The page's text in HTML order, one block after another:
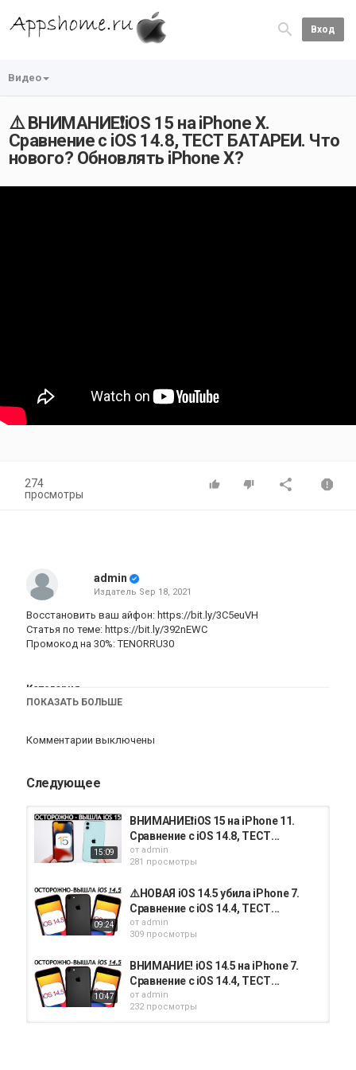
Вход
Видео
⚠️ ВНИМАНИЕ❗️iOS 15 на iPhone X.
Сравнение c iOS 14.8, ТЕСТ БАТАРЕИ. Что
нового? Обновлять iPhone X?
274
просмотры
admin
Издатель Sep 18, 2021
Восстановить ваш айфон: https://bit.ly/3C5euVH
Cтатья по теме: https://bit.ly/392nEWC
Промокод на 30%: TENORRU30
Категория
iphone Apple iPad
ПОКАЗАТЬ БОЛЬШЕ
Комментарии выключены
Следующее
15:09
ВНИМАНИЕ❗️iOS 15 на iPhone 11.
Сравнение c iOS 14.8, ТЕСТ...
от admin
281 просмотры
09:24
⚠️НОВАЯ iOS 14.5 убила iPhone 7.
Сравнение c iOS 14.4, ТЕСТ...
от admin
309 просмотры
10:47
ВНИМАНИЕ! iOS 14.5 на iPhone 7.
Сравнение c iOS 14.4, ТЕСТ...
от admin
232 просмотры